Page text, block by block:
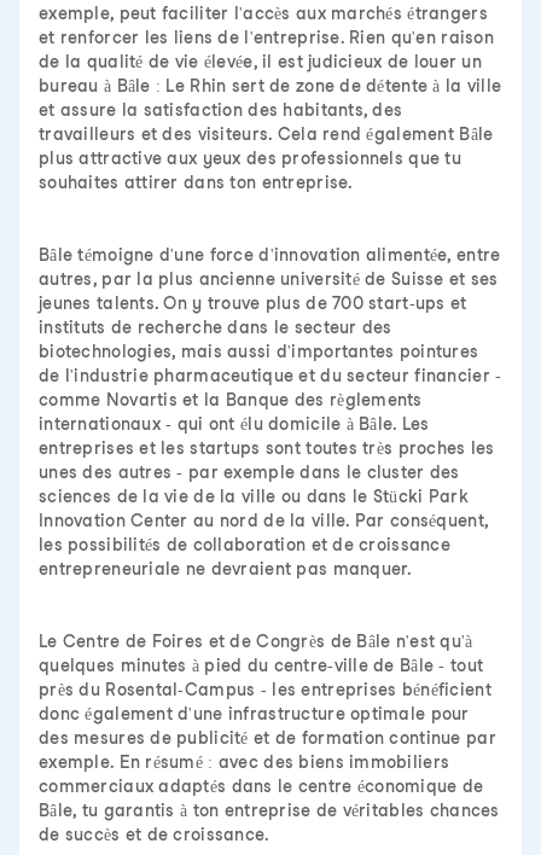
exemple, peut faciliter l'accès aux marchés étrangers
et renforcer les liens de l'entreprise. Rien qu'en raison
de la qualité de vie élevée, il est judicieux de louer un
bureau à Bâle : Le Rhin sert de zone de détente à la ville
et assure la satisfaction des habitants, des
travailleurs et des visiteurs. Cela rend également Bâle
plus attractive aux yeux des professionnels que tu
souhaites attirer dans ton entreprise.
Bâle témoigne d'une force d'innovation alimentée, entre
autres, par la plus ancienne université de Suisse et ses
jeunes talents. On y trouve plus de 700 start-ups et
instituts de recherche dans le secteur des
biotechnologies, mais aussi d'importantes pointures
de l'industrie pharmaceutique et du secteur financier -
comme Novartis et la Banque des règlements
internationaux - qui ont élu domicile à Bâle. Les
entreprises et les startups sont toutes très proches les
unes des autres - par exemple dans le cluster des
sciences de la vie de la ville ou dans le Stücki Park
Innovation Center au nord de la ville. Par conséquent,
les possibilités de collaboration et de croissance
entrepreneuriale ne devraient pas manquer.
Le Centre de Foires et de Congrès de Bâle n'est qu'à
quelques minutes à pied du centre-ville de Bâle - tout
près du Rosental-Campus - les entreprises bénéficient
donc également d'une infrastructure optimale pour
des mesures de publicité et de formation continue par
exemple. En résumé : avec des biens immobiliers
commerciaux adaptés dans le centre économique de
Bâle, tu garantis à ton entreprise de véritables chances
de succès et de croissance.